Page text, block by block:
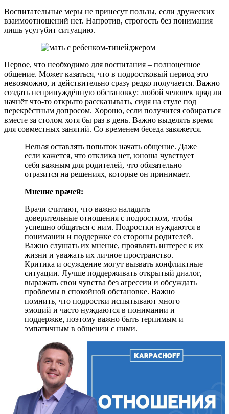
Воспитательные меры не принесут пользы, если дружеских
взаимоотношений нет. Напротив, строгость без понимания
лишь усугубит ситуацию.
Первое, что необходимо для воспитания – полноценное
общение. Может казаться, что в подростковый период это
невозможно, и действительно сразу редко получается. Важно
создать непринуждённую обстановку: любой человек вряд ли
начнёт что-то открыто рассказывать, сидя на стуле под
перекрёстным допросом. Хорошо, если получится собираться
вместе за столом хотя бы раз в день. Важно выделять время
для совместных занятий. Со временем беседа завяжется.
Нельзя оставлять попыток начать общение. Даже
если кажется, что отклика нет, юноша чувствует
себя важным для родителей, что обязательно
отразится на решениях, которые он принимает.
Мнение врачей:
Врачи считают, что важно наладить
доверительные отношения с подростком, чтобы
успешно общаться с ним. Подростки нуждаются в
понимании и поддержке со стороны родителей.
Важно слушать их мнение, проявлять интерес к их
жизни и уважать их личное пространство.
Критика и осуждение могут вызвать конфликтные
ситуации. Лучше поддерживать открытый диалог,
выражать свои чувства без агрессии и обсуждать
проблемы в спокойной обстановке. Важно
помнить, что подростки испытывают много
эмоций и часто нуждаются в понимании и
поддержке, поэтому важно быть терпимым и
эмпатичным в общении с ними.